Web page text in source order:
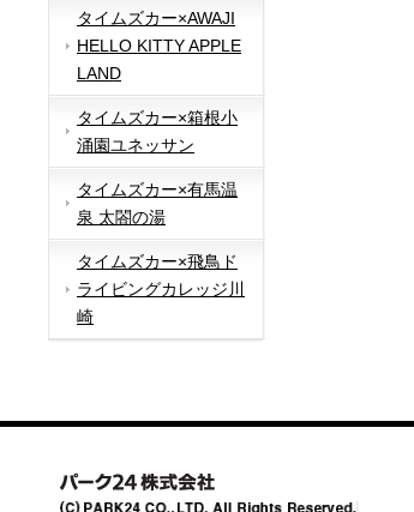
タイムズカー×AWAJI
HELLO KITTY APPLE
LAND
タイムズカー×箱根小
涌園ユネッサン
タイムズカー×有馬温
泉 太閤の湯
タイムズカー×飛鳥ド
ライビングカレッジ川
崎